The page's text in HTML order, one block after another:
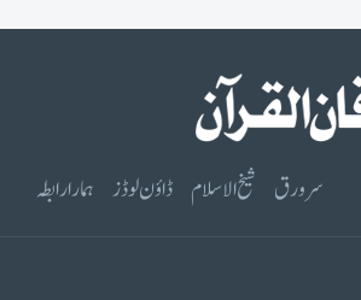
سرورق شیخ الاسلام ڈاؤن لوڈز ہمارا رابطہ